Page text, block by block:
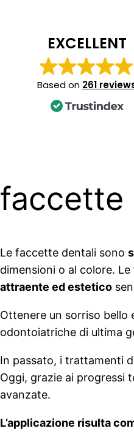
EXCELLENT
Based on 261
dentistico estremamente
La dott.ssa Borrometi si
per competenza,
Un plauso speciale
faccette
Le faccette dentali sono
dimensioni o al colore.
attraente ed estetico
Ottenere un sorriso bello
odontoiatriche di ultima
In passato, i trattamenti
Oggi, grazie ai progressi
avanzate.
L’applicazione risulta